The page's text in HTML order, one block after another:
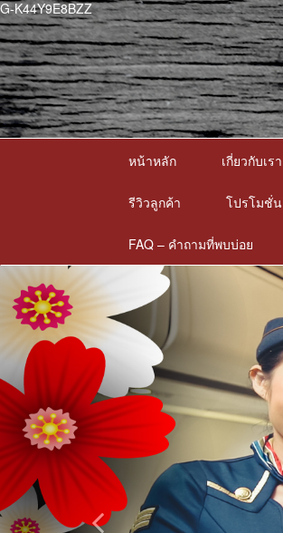
G-K44Y9E8BZZ
หน้าหลัก เกี่ยวกับเรา
รีวิวลูกค้า โปรโมชั่น
FAQ – คำถามที่พบบ่อย